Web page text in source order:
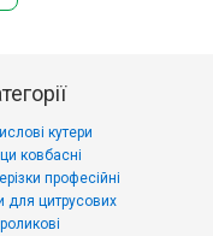
кутери
ковбасні
професійні
для цитрусових
роликові